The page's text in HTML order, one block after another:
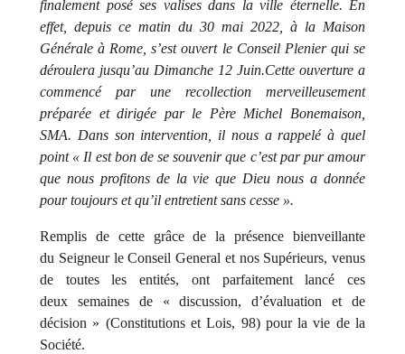
finalement posé ses valises dans la ville éternelle. En
effet, depuis ce matin du 30 mai 2022, à la Maison
Générale à Rome, s’est ouvert le Conseil Plenier qui se
déroulera jusqu’au Dimanche 12 Juin.Cette ouverture a
commencé par une recollection merveilleusement
préparée et dirigée par le Père Michel Bonemaison,
SMA. Dans son intervention, il nous a rappelé à quel
point « Il est bon de se souvenir que c’est par pur amour
que nous profitons de la vie que Dieu nous a donnée
pour toujours et qu’il entretient sans cesse ».
Remplis de cette grâce de la présence bienveillante
du Seigneur le Conseil General et nos Supérieurs, venus
de toutes les entités, ont parfaitement lancé ces
deux semaines de « discussion, d’évaluation et de
décision » (Constitutions et Lois, 98) pour la vie de la
Société.